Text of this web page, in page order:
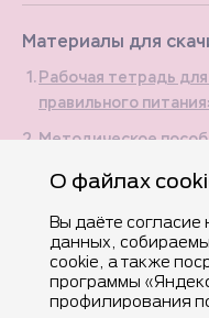
Материалы для
Рабочая тетрадь
правильного
Методическое
О файлах
Вы даёте согласие
данных,
cookie, а также
программы
профилирования